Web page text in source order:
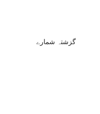
گزشتہ شمارے